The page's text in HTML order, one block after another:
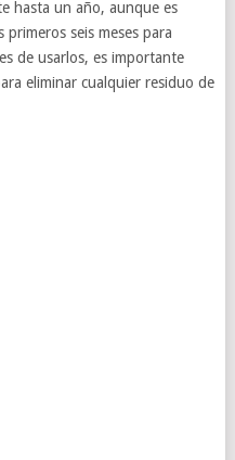
hasta un año, aunque es
seis meses para
de usarlos, es importante
eliminar cualquier residuo de